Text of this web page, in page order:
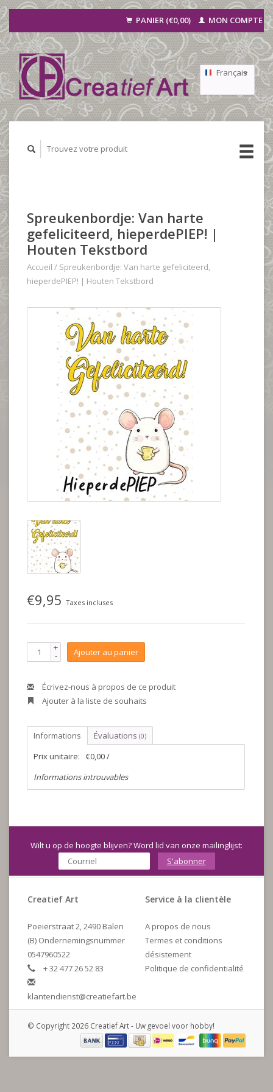
PANIER (€0,00) MON COMPTE
Français
Nederlands
Spreukenbordje: Van harte
gefeliciteerd, hieperdePIEP! |
Houten Tekstbord
Accueil / Spreukenbordje: Van harte gefeliciteerd,
hieperdePIEP! | Houten Tekstbord
€9,95 Taxes incluses
+
- Ajouter au panier
Écrivez-nous à propos de ce produit
Ajouter à la liste de souhaits
Informations Évaluations (0)
Prix unitaire:
€0,00 /
Informations introuvables
Wilt u op de hoogte blijven? Word lid van onze mailinglijst:
S'abonner
Creatief Art
Poeierstraat 2, 2490 Balen
(B) Ondernemingsnummer
0547960522
+ 32 477 26 52 83
klantendienst@creatiefart.be
Service à la clientèle
A propos de nous
Termes et conditions
désistement
Politique de confidentialité
© Copyright 2026 Creatief Art - Uw gevoel voor hobby!